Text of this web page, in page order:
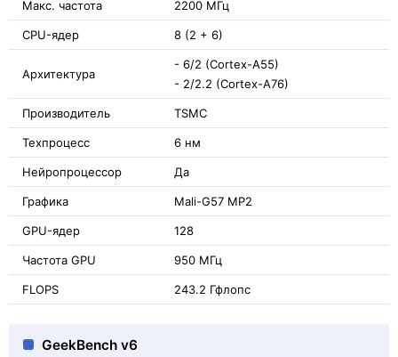
Макс. частота 2200 МГц
CPU-ядер 8 (2 + 6)
Архитектура
- 6/2 (Cortex-A55)
- 2/2.2 (Cortex-A76)
Производитель TSMC
Техпроцесс 6 нм
Нейропроцессор Да
Графика Mali-G57 MP2
GPU-ядер 128
Частота GPU 950 МГц
FLOPS 243.2 Гфлопс
GeekBench v6